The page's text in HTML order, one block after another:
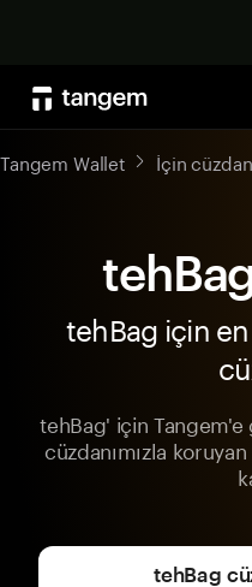
Tangem Wallet İçin cüzdan
tehBag için
tehBag' için Tangem'e
cüzdanımızla
tehBag